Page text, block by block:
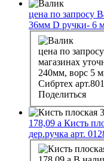
цена по запросу
36мм D ручки- 6
цена по запросу
магазинах
240мм, ворс 5
Сибртех
Поделиться
178,09 a Кисть
дер.ручка арт.